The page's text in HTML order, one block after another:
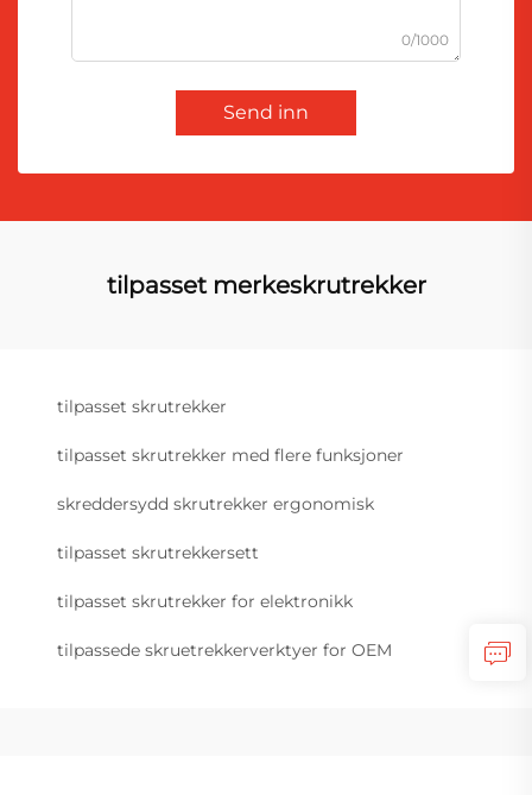
0/1000
Send inn
tilpasset merkeskrutrekker
tilpasset skrutrekker
tilpasset skrutrekker med flere funksjoner
skreddersydd skrutrekker ergonomisk
tilpasset skrutrekkersett
tilpasset skrutrekker for elektronikk
tilpassede skruetrekkerverktyer for OEM